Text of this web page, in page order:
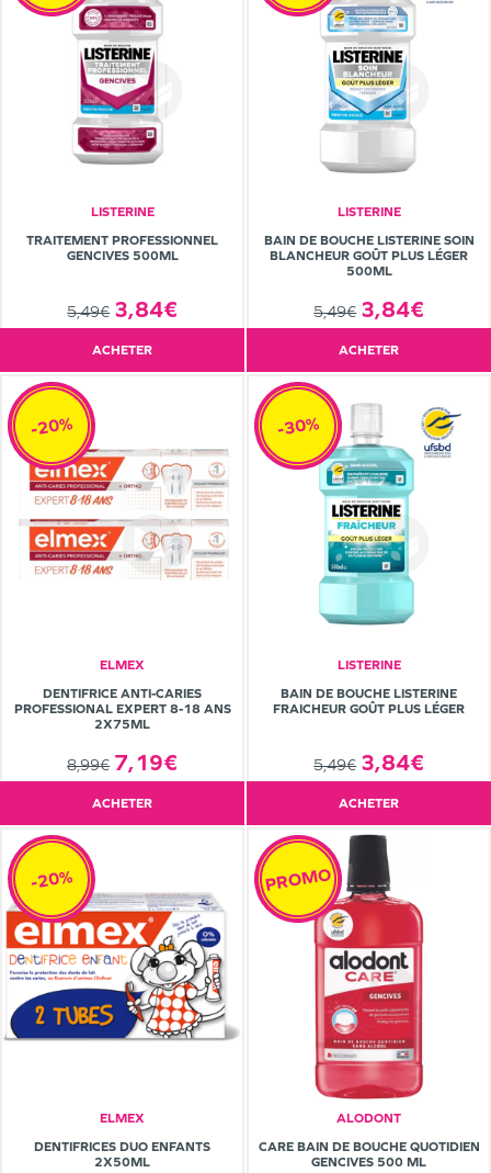
LISTERINE
TRAITEMENT PROFESSIONNEL
GENCIVES 500ML
5,49€ 3,84€
ACHETER
LISTERINE
BAIN DE BOUCHE LISTERINE SOIN
BLANCHEUR GOÛT PLUS LÉGER
500ML
5,49€ 3,84€
ACHETER
ELMEX
DENTIFRICE ANTI-CARIES
PROFESSIONAL EXPERT 8-18 ANS
2X75ML
8,99€ 7,19€
-20%
ACHETER
LISTERINE
BAIN DE BOUCHE LISTERINE
FRAICHEUR GOÛT PLUS LÉGER
5,49€ 3,84€
-30%
ACHETER
ELMEX
DENTIFRICES DUO ENFANTS
2X50ML
-20%
ALODONT
CARE BAIN DE BOUCHE QUOTIDIEN
GENCIVES 500 ML
PROMO